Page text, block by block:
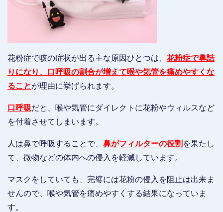
花粉症で咳の症状が出る主な原因ひとつは、 花粉症で鼻詰
りになり、口呼吸の割合が増えて喉や気管を痛めやすくな
ることが理由に挙げられます。
口呼吸だと、喉や気管にダイレクトに花粉やウィルスなど
を付着させてしまいます。
人は鼻で呼吸することで、 鼻がフィルターの役割 を果たし
て、微物などの体内への侵入を軽減しています。
マスクをしていても、完璧には花粉の侵入を阻止は出来ま
せんので、喉や気管を痛めやすくする結果になっていま
す。